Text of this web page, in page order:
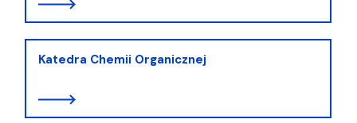
Katedra Chemii Organicznej